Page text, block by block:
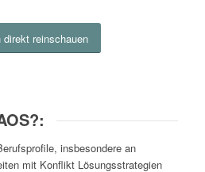
direkt reinschauen
insbesondere an
mit Konflikt Lösungsstrategien